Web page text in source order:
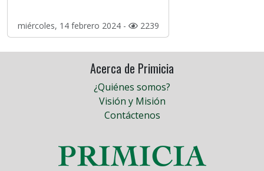
miércoles, 14 febrero 2024 - 2239
Acerca de Primicia
¿Quiénes somos?
Visión y Misión
Contáctenos